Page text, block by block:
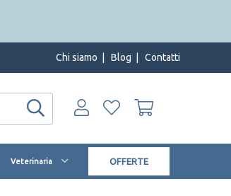
Chi siamo Blog Contatti
Veterinaria OFFERTE